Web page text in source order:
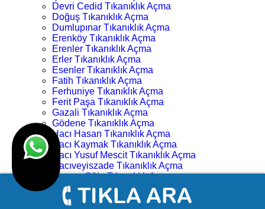
Devri Cedid Tıkanıklık Açma
Doğuş Tıkanıklık Açma
Dumlupınar Tıkanıklık Açma
Erenköy Tıkanıklık Açma
Erenler Tıkanıklık Açma
Erler Tıkanıklık Açma
Esenler Tıkanıklık Açma
Fatih Tıkanıklık Açma
Ferhuniye Tıkanıklık Açma
Ferit Paşa Tıkanıklık Açma
Gazali Tıkanıklık Açma
Gödene Tıkanıklık Açma
Hacı Hasan Tıkanıklık Açma
Hacı Kaymak Tıkanıklık Açma
Hacı Yusuf Mescit Tıkanıklık Açma
Hacıveyiszade Tıkanıklık Açma
Hamza Oğlu Tıkanıklık Açma
Hanay Başı Tıkanıklık Açma
Harmancık Tıkanıklık Açma